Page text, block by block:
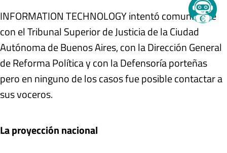
INFORMATION TECHNOLOGY intentó comunicarse
con el Tribunal Superior de Justicia de la Ciudad
Autónoma de Buenos Aires, con la Dirección General
de Reforma Política y con la Defensoría porteñas
pero en ninguno de los casos fue posible contactar a
sus voceros.
La proyección nacional